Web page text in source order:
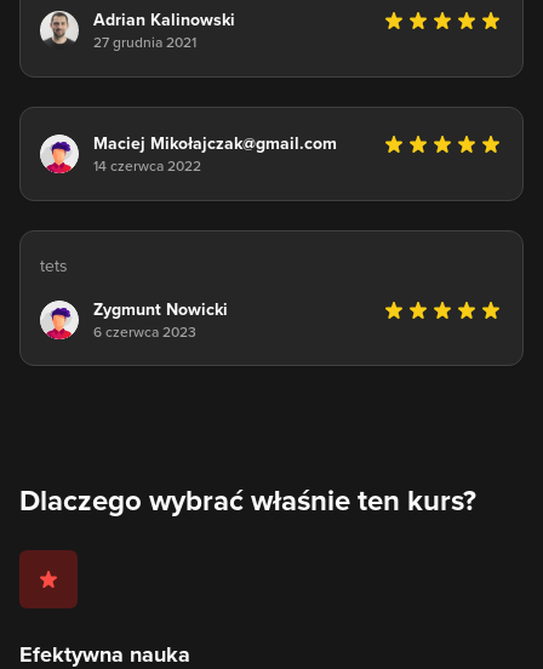
Adrian Kalinowski
27 grudnia 2021
Maciej Mikołajczak@gmail.com
14 czerwca 2022
tets
Zygmunt Nowicki
6 czerwca 2023
Dlaczego wybrać właśnie ten kurs?
Efektywna nauka